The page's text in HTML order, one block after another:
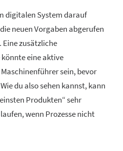
digitalen System darauf
neuen Vorgaben abgerufen
zusätzliche
eine aktive
sein, bevor
du also sehen kannst, kann
Produkten“ sehr
wenn Prozesse nicht